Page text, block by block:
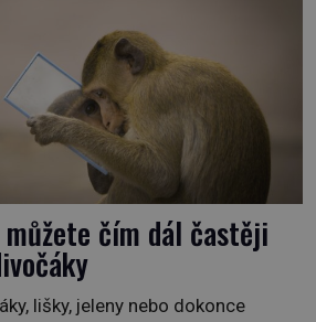
čím dál častěji
lišky, jeleny nebo dokonce